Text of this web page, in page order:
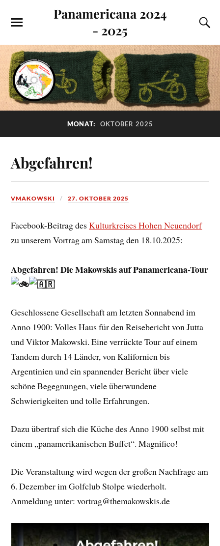
Panamericana 2024
- 2025
MONAT: OKTOBER 2025
Abgefahren!
VMAKOWSKI 27. OKTOBER 2025
Facebook-Beitrag desKulturkreises Hohen Neuendorf
zu unserem Vortrag am Samstag den 18.10.2025:
Abgefahren! Die Makowskis auf Panamericana-Tour
Geschlossene Gesellschaft am letzten Sonnabend im
Anno 1900: Volles Haus für den Reisebericht von Jutta
und Viktor Makowski. Eine verrückte Tour auf einem
Tandem durch 14 Länder, von Kalifornien bis
Argentinien und ein spannender Bericht über viele
schöne Begegnungen, viele überwundene
Schwierigkeiten und tolle Erfahrungen.
Dazu übertraf sich die Küche des Anno 1900 selbst mit
einem „panamerikanischen Buffet“. Magnifico!
Die Veranstaltung wird wegen der großen Nachfrage am
6. Dezember im Golfclub Stolpe wiederholt.
Anmeldung unter: vortrag@themakowskis.de